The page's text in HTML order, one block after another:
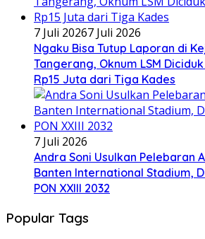
7 Juli 20267 Juli 2026
Ngaku Bisa Tutup Laporan di
Tangerang, Oknum LSM
Rp15 Juta dari Tiga Kades
7 Juli 2026
Andra Soni Usulkan Pelebaran
Banten International Stadium,
PON XXIII 2032
Popular Tags